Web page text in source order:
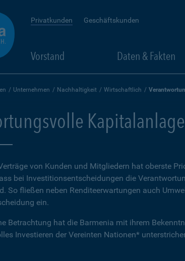
Privatkunden Geschäftskunden
Vorstand Daten & Fakten
Unternehmen Nachhaltigkeit Wirtschaftlich
Kapitalanlage
von Kunden und Mitgliedern hat oberste
bei Investitionsentscheidungen die
So fließen neben Renditeerwartungen auch
ein.
Betrachtung hat die Barmenia mit ihrem
Investieren der Vereinten Nationen*